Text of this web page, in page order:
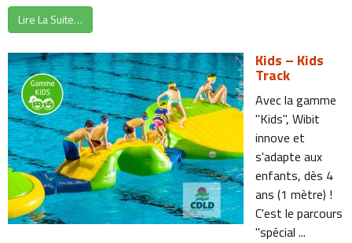
Lire La Suite…
Kids – Kids
Track
Avec la gamme
"Kids", Wibit
innove et
s'adapte aux
enfants, dès 4
ans (1 mètre) !
C'est le parcours
"spécial ...